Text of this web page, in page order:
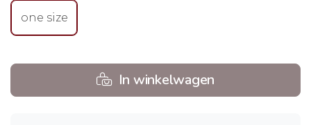
one size
In winkelwagen